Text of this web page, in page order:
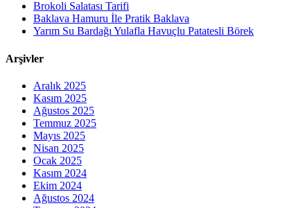
Brokoli Salatası Tarifi
Baklava Hamuru İle Pratik Baklava
Yarım Su Bardağı Yulafla Havuçlu Patatesli Börek
Arşivler
Aralık 2025
Kasım 2025
Ağustos 2025
Temmuz 2025
Mayıs 2025
Nisan 2025
Ocak 2025
Kasım 2024
Ekim 2024
Ağustos 2024